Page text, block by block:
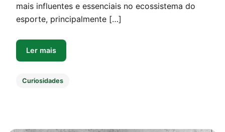
mais influentes e essenciais no ecossistema do
esporte, principalmente […]
Ler mais
Curiosidades